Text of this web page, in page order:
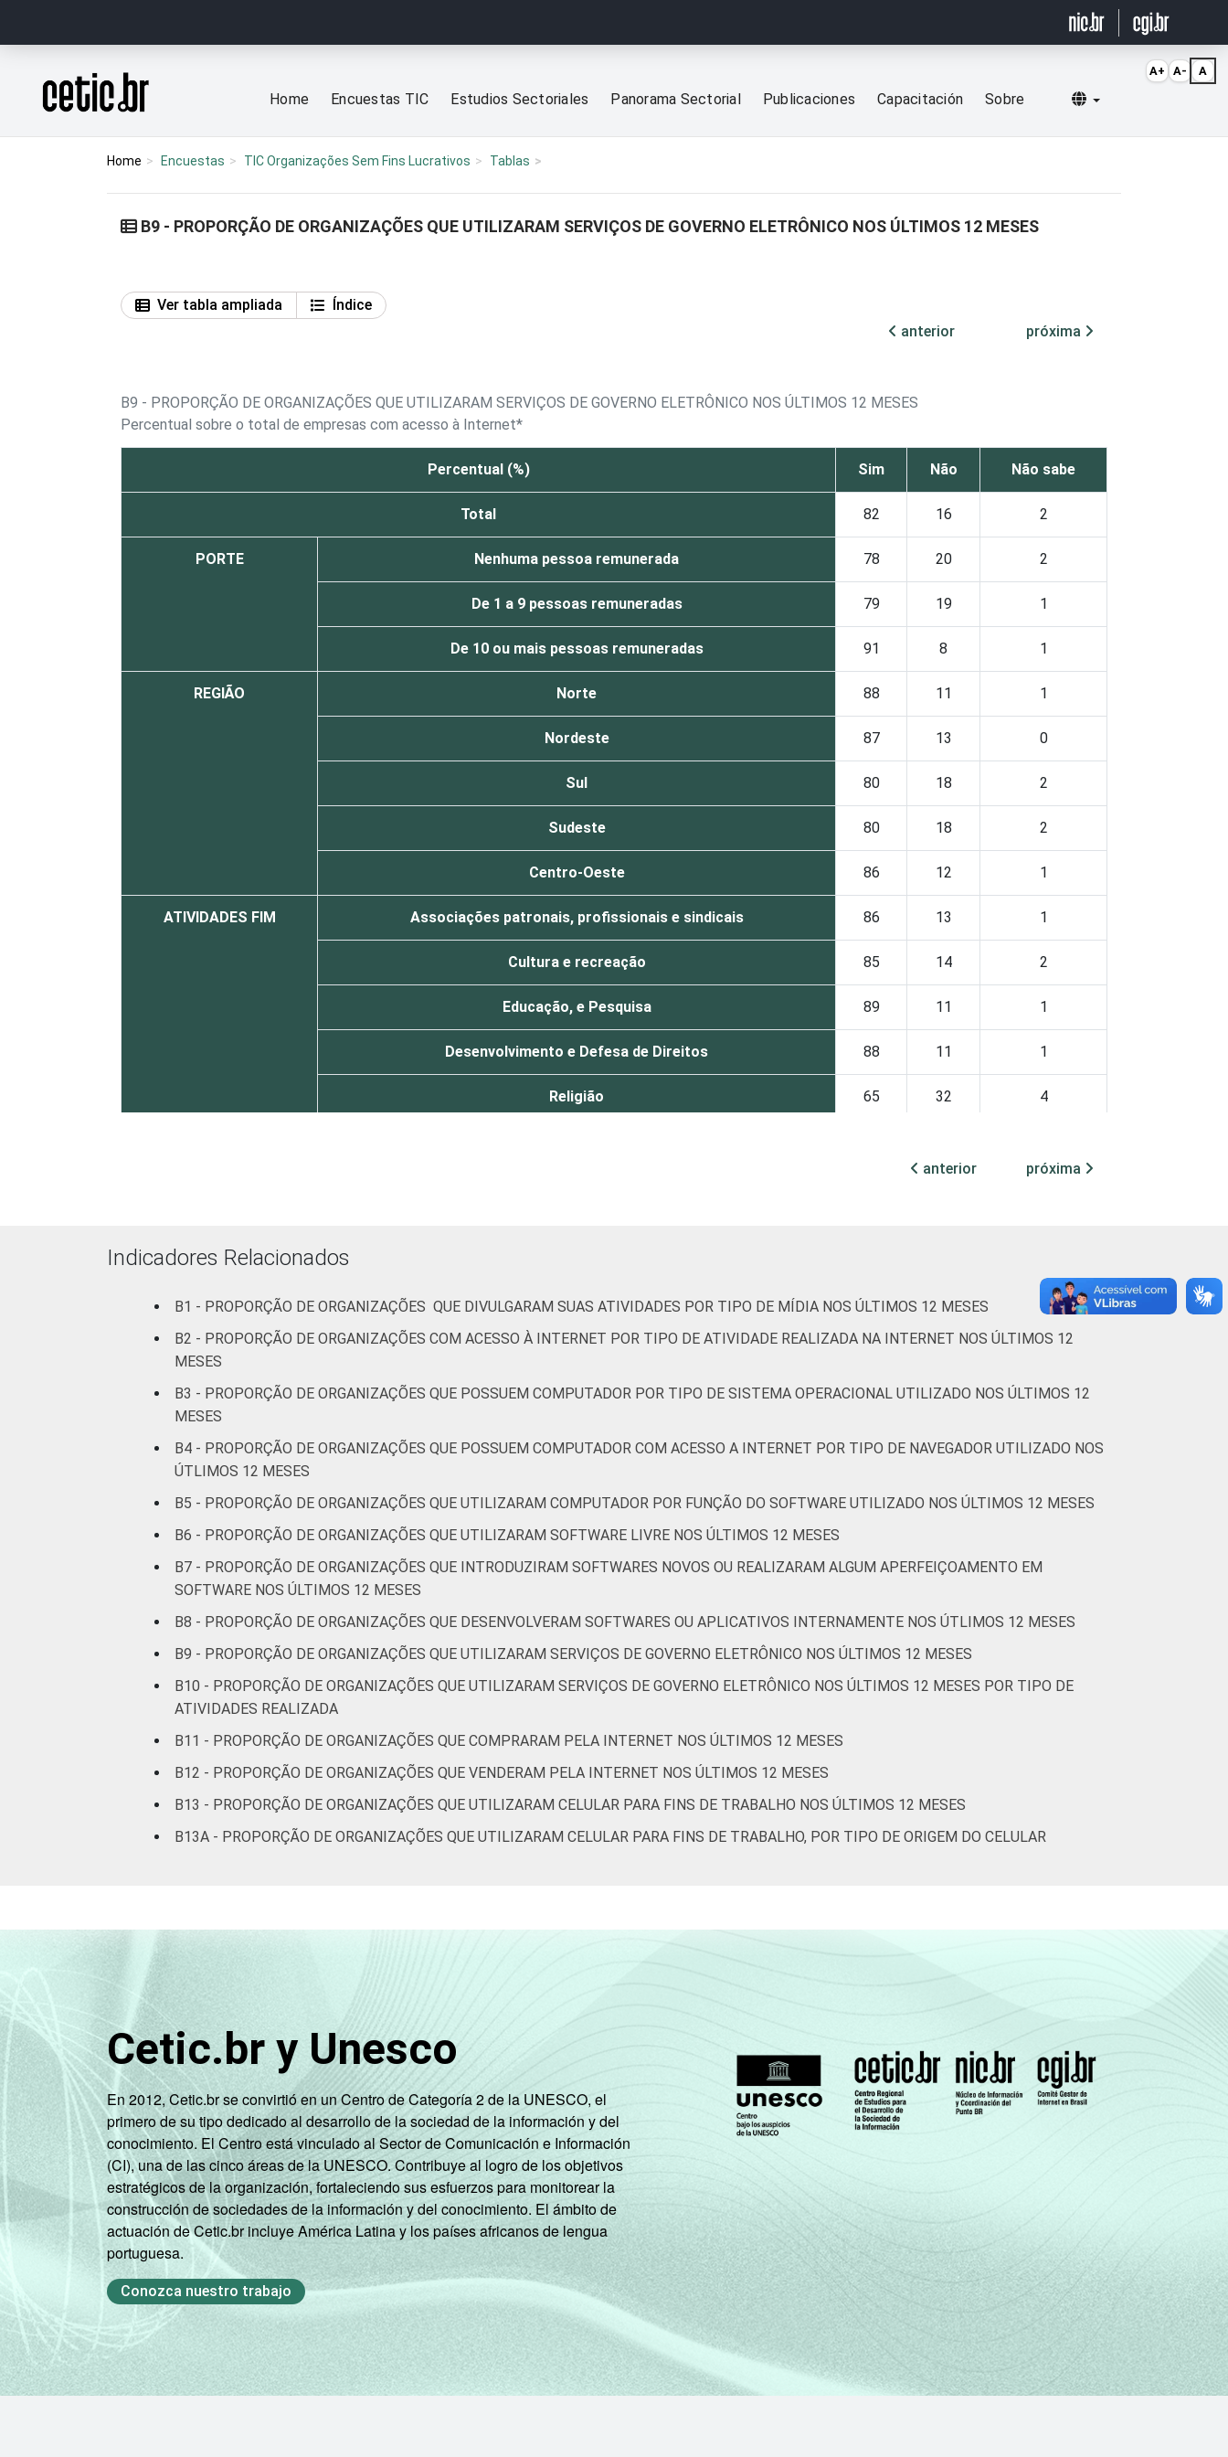
Página inicial
Home Encuestas TIC Estudios Sectoriales Panorama Sectorial Publicaciones Capacitación Sobre Selecionar idioma
Home Encuestas TIC Organizações Sem Fins Lucrativos Tablas
B9 - PROPORÇÃO DE ORGANIZAÇÕES QUE UTILIZARAM SERVIÇOS DE GOVERNO ELETRÔNICO NOS ÚLTIMOS 12 MESES
Ver tabla ampliada
Índice
anterior
próxima
B9 - PROPORÇÃO DE ORGANIZAÇÕES QUE UTILIZARAM SERVIÇOS DE GOVERNO ELETRÔNICO NOS ÚLTIMOS 12 MESES
Percentual sobre o total de empresas com acesso à Internet*
Percentual (%) Sim Não Não sabe
Total 82 16 2
PORTE Nenhuma pessoa remunerada 78 20 2
De 1 a 9 pessoas remuneradas 79 19 1
De 10 ou mais pessoas remuneradas 91 8 1
REGIÃO Norte 88 11 1
Nordeste 87 13 0
Sul 80 18 2
Sudeste 80 18 2
Centro-Oeste 86 12 1
ATIVIDADES FIM Associações patronais, profissionais e sindicais 86 13 1
Cultura e recreação 85 14 2
Educação, e Pesquisa 89 11 1
Desenvolvimento e Defesa de Direitos 88 11 1
Religião 65 32 4
Fonte: NIC.br - out 2013 / abr 2014
anterior próxima
Indicadores Relacionados
B1 - PROPORÇÃO DE ORGANIZAÇÕES QUE DIVULGARAM SUAS ATIVIDADES POR TIPO DE MÍDIA NOS ÚLTIMOS 12 MESES
B2 - PROPORÇÃO DE ORGANIZAÇÕES COM ACESSO À INTERNET POR TIPO DE ATIVIDADE REALIZADA NA INTERNET NOS ÚLTIMOS 12
MESES
B3 - PROPORÇÃO DE ORGANIZAÇÕES QUE POSSUEM COMPUTADOR POR TIPO DE SISTEMA OPERACIONAL UTILIZADO NOS ÚLTIMOS 12
MESES
B4 - PROPORÇÃO DE ORGANIZAÇÕES QUE POSSUEM COMPUTADOR COM ACESSO A INTERNET POR TIPO DE NAVEGADOR UTILIZADO NOS
ÚTLIMOS 12 MESES
B5 - PROPORÇÃO DE ORGANIZAÇÕES QUE UTILIZARAM COMPUTADOR POR FUNÇÃO DO SOFTWARE UTILIZADO NOS ÚLTIMOS 12 MESES
B6 - PROPORÇÃO DE ORGANIZAÇÕES QUE UTILIZARAM SOFTWARE LIVRE NOS ÚLTIMOS 12 MESES
B7 - PROPORÇÃO DE ORGANIZAÇÕES QUE INTRODUZIRAM SOFTWARES NOVOS OU REALIZARAM ALGUM APERFEIÇOAMENTO EM
SOFTWARE NOS ÚLTIMOS 12 MESES
B8 - PROPORÇÃO DE ORGANIZAÇÕES QUE DESENVOLVERAM SOFTWARES OU APLICATIVOS INTERNAMENTE NOS ÚTLIMOS 12 MESES
B9 - PROPORÇÃO DE ORGANIZAÇÕES QUE UTILIZARAM SERVIÇOS DE GOVERNO ELETRÔNICO NOS ÚLTIMOS 12 MESES
B10 - PROPORÇÃO DE ORGANIZAÇÕES QUE UTILIZARAM SERVIÇOS DE GOVERNO ELETRÔNICO NOS ÚLTIMOS 12 MESES POR TIPO DE
ATIVIDADES REALIZADA
B11 - PROPORÇÃO DE ORGANIZAÇÕES QUE COMPRARAM PELA INTERNET NOS ÚLTIMOS 12 MESES
B12 - PROPORÇÃO DE ORGANIZAÇÕES QUE VENDERAM PELA INTERNET NOS ÚLTIMOS 12 MESES
B13 - PROPORÇÃO DE ORGANIZAÇÕES QUE UTILIZARAM CELULAR PARA FINS DE TRABALHO NOS ÚLTIMOS 12 MESES
B13A - PROPORÇÃO DE ORGANIZAÇÕES QUE UTILIZARAM CELULAR PARA FINS DE TRABALHO, POR TIPO DE ORIGEM DO CELULAR
Cetic.br y Unesco
En 2012, Cetic.br se convirtió en un Centro de Categoría 2 de la UNESCO, el
primero de su tipo dedicado al desarrollo de la sociedad de la información y del
conocimiento. El Centro está vinculado al Sector de Comunicación e Información
(CI), una de las cinco áreas de la UNESCO. Contribuye al logro de los objetivos
estratégicos de la organización, fortaleciendo sus esfuerzos para monitorear la
construcción de sociedades de la información y del conocimiento. El ámbito de
actuación de Cetic.br incluye América Latina y los países africanos de lengua
portuguesa.
Conozca nuestro trabajo
A+ A- A